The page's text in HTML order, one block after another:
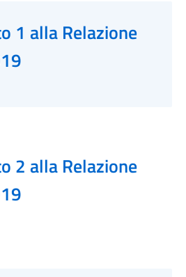
1 alla Relazione
2 alla Relazione